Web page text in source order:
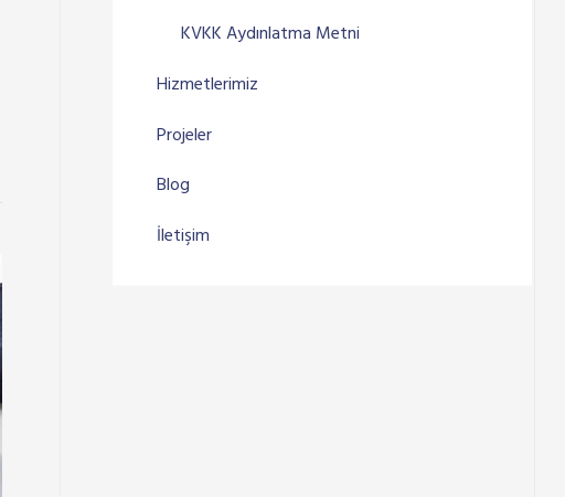
KVKK Aydınlatma Metni
Hizmetlerimiz
Projeler
Blog
İletişim